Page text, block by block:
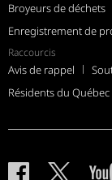
Broyeurs de déchets
Enregistrement de
Raccourcis
Avis de rappel
Résidents du Québec